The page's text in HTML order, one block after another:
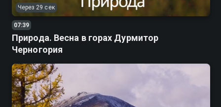
Через 29 сек
07:39
Природа. Весна в горах Дурмитор
Черногория